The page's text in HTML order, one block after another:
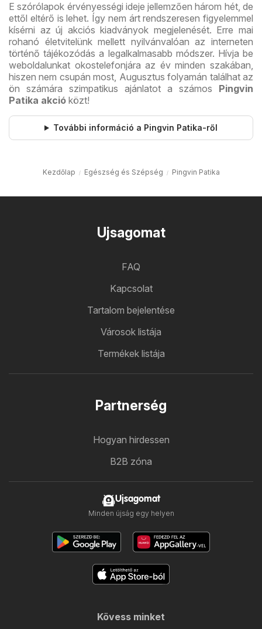
E szórólapok érvényességi ideje jellemzően három hét, de
ettől eltérő is lehet. Így nem árt rendszeresen figyelemmel
kísérni az új akciós kiadványok megjelenését. Erre mai
rohanó életvitelünk mellett nyilvánvalóan az interneten
történő tájékozódás a legalkalmasabb módszer. Hívja be
weboldalunkat okostelefonjára az év minden szakában,
hiszen nem csupán most, Augusztus folyamán találhat az
ön számára szimpatikus ajánlatot a számos Pingvin
Patika akció közt!
További információ a Pingvin Patika-ről
Kezdőlap Egészség és Szépség Pingvin Patika
Ujsagomat
FAQ
Kapcsolat
Tartalom bejelentése
Városok listája
Termékek listája
Partnerség
Hogyan hirdessen
B2B zóna
Ujsagomat
Minden újság egy helyen
Kövess minket